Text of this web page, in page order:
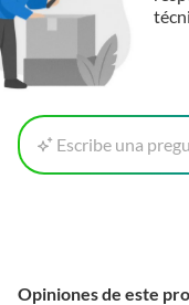
Escribe una
Opiniones de este